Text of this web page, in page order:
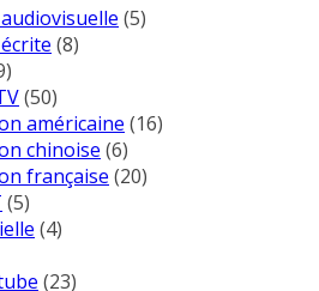
(5)
(8)
(50)
américaine (16)
chinoise (6)
française (20)
(5)
(4)
(23)